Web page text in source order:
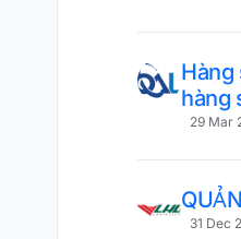
Hàng
hàng
29 Mar
31 Dec